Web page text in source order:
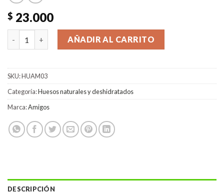
$ 23.000
Hueso humero de res natural y deshidratado cantidad
AÑADIR AL CARRITO
SKU:HUAM03
Categoría:Huesos naturales y deshidratados
Marca:Amigos
DESCRIPCIÓN